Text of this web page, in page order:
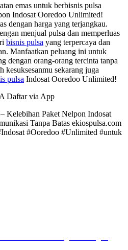
emas untuk berbisnis pulsa
Indosat Ooredoo Unlimited!
dengan harga yang terjangkau.
menjual pulsa dan memperluas
bisnis pulsa yang terpercaya dan
Manfaatkan peluang ini untuk
dengan orang-orang tercinta tanpa
kesuksesanmu sekarang juga
pulsa Indosat Ooredoo Unlimited!
Daftar via App
Kelebihan Paket Nelpon Indosat
Tanpa Batas ekiospulsa.com
#Ooredoo #Unlimited #untuk